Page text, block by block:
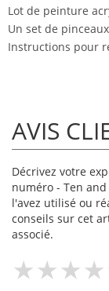
Lot de peinture
Un set de pinceaux
Instructions pour
AVIS
Décrivez votre
numéro - Ten
l'avez utilisé ou
conseils sur cet
associé.